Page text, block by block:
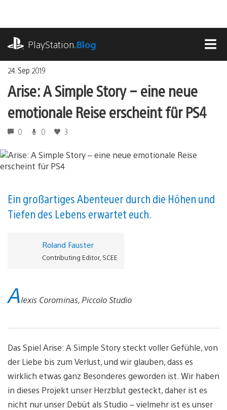
springen
PlayStation.Blog
24. Sep 2019
Arise: A Simple Story – eine neue
emotionale Reise erscheint für PS4
0 0 3
Ein großartiges Abenteuer durch die Höhen und
Tiefen des Lebens erwartet euch.
Roland Fauster
Contributing Editor, SCEE
Alexis Corominas, Piccolo Studio
Das Spiel Arise: A Simple Story steckt voller Gefühle, von
der Liebe bis zum Verlust, und wir glauben, dass es
wirklich etwas ganz Besonderes geworden ist. Wir haben
in dieses Projekt unser Herzblut gesteckt, daher ist es
nicht nur unser Debüt als Studio – vielmehr ist es unser